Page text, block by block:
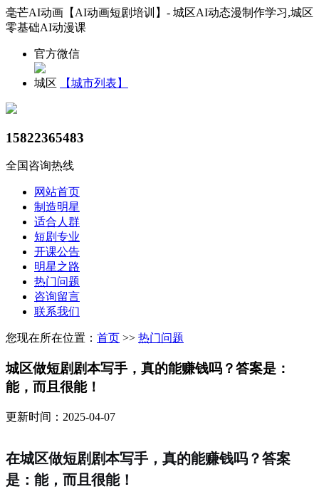
毫芒AI动画【AI动画短剧培训】- 城区AI动态漫制作学习,城区
零基础AI动漫课
官方微信
城区 【城市列表】
15822365483
全国咨询热线
网站首页
制造明星
适合人群
短剧专业
开课公告
明星之路
热门问题
咨询留言
联系我们
您现在所在位置： 首页 >> 热门问题
城区做短剧剧本写手，真的能赚钱吗？答案是：
能，而且很能！
更新时间：2025-04-07
在城区做短剧剧本写手，真的能赚钱吗？答案
是：能，而且很能！